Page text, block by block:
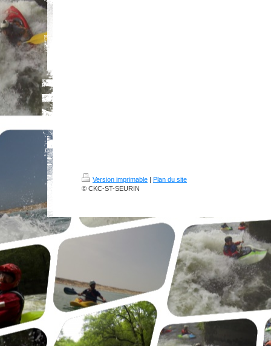
Version imprimable | Plan du site
© CKC-ST-SEURIN